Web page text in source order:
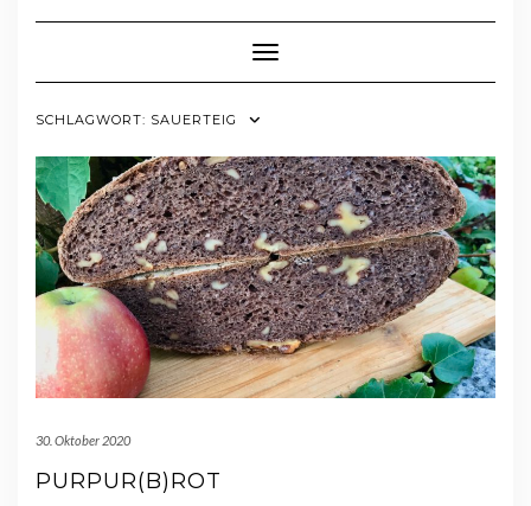
Toggle Navigation
SCHLAGWORT: SAUERTEIG
30. Oktober 2020
PURPUR(B)ROT